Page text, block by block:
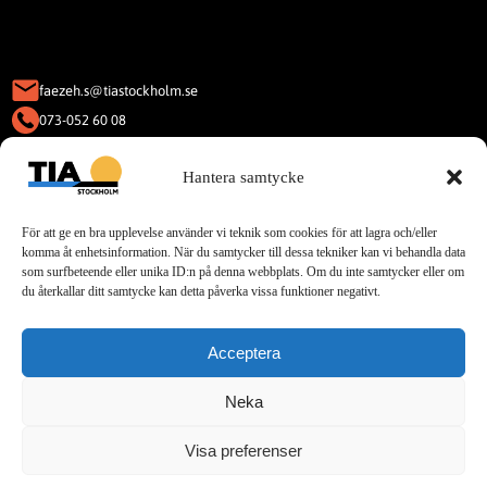
Hantera samtycke
För att ge en bra upplevelse använder vi teknik som cookies för att lagra och/eller
komma åt enhetsinformation. När du samtycker till dessa tekniker kan vi behandla data
som surfbeteende eller unika ID:n på denna webbplats. Om du inte samtycker eller om
du återkallar ditt samtycke kan detta påverka vissa funktioner negativt.
Acceptera
Neka
Visa preferenser
faezeh.s@tiastockholm.se
073-052 60 08
KAKOR (COOKIES)
Denna webbplats använder Kakor
Läs vår integritetspolicy för cookies.
Sociala Medier
Telegram
© 2025 TIA. All rights reserved.